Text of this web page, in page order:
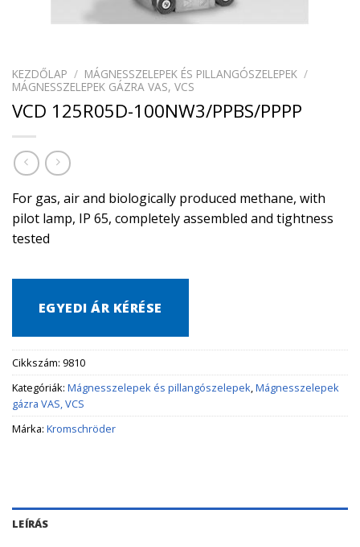
KEZDŐLAP / MÁGNESSZELEPEK ÉS PILLANGÓSZELEPEK /
MÁGNESSZELEPEK GÁZRA VAS, VCS
VCD 125R05D-100NW3/PPBS/PPPP
For gas, air and biologically produced methane, with
pilot lamp, IP 65, completely assembled and tightness
tested
EGYEDI ÁR KÉRÉSE
Cikkszám: 9810
Kategóriák: Mágnesszelepek és pillangószelepek,Mágnesszelepek
gázra VAS, VCS
Márka: Kromschröder
LEÍRÁS